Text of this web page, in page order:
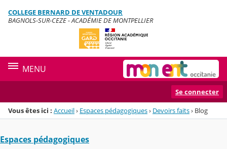
Menu de la rubrique
Contenu
COLLEGE BERNARD DE VENTADOUR
BAGNOLS-SUR-CEZE - ACADÉMIE DE MONTPELLIER
MENU
Se connecter
Vous êtes ici : Accueil› Espaces pédagogiques› Devoirs faits› Blog
Espaces pédagogiques